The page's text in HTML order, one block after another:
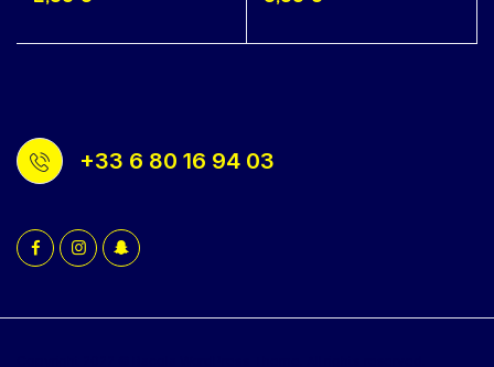
+33 6 80 16 94 03